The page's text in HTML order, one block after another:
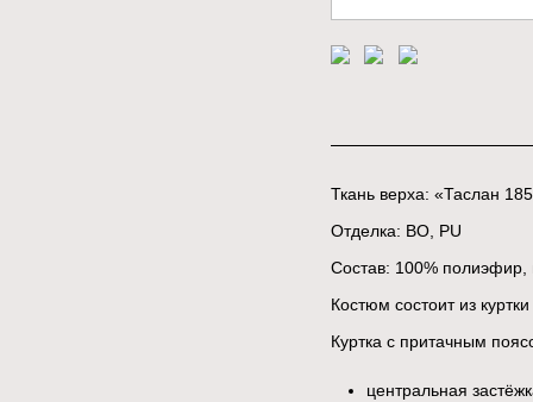
Ткань верха: «Таслан
Отделка: ВО, PU
Состав: 100% полиэфир,
Костюм состоит из
Куртка с притачным
центральная